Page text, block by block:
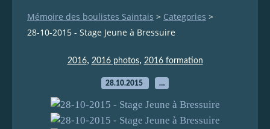
Mémoire des boulistes Saintais > Categories >
28-10-2015 - Stage Jeune à Bressuire
2016, 2016 photos, 2016 formation
28.10.2015 …